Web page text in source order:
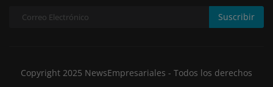
Suscribir
Copyright 2025 NewsEmpresariales - Todos los derechos